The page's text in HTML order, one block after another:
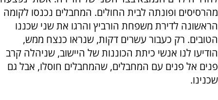
מהרסיסים ופונתה לבית החולים. המחבלים נכנסו לקומה
הראשונה לדירת משפחת הורביץ והרגו את שני שכננו
הטובים. רק כעבור עשרים דקות, שנראו כנצח ממש,
הודיעו לנו אנשי כיתת הכוננות של היישוב, שניהלה קרב
פנים אל פנים עם המחבלים, שהמחבלים חוסלו, אבל גם
שכנינו.